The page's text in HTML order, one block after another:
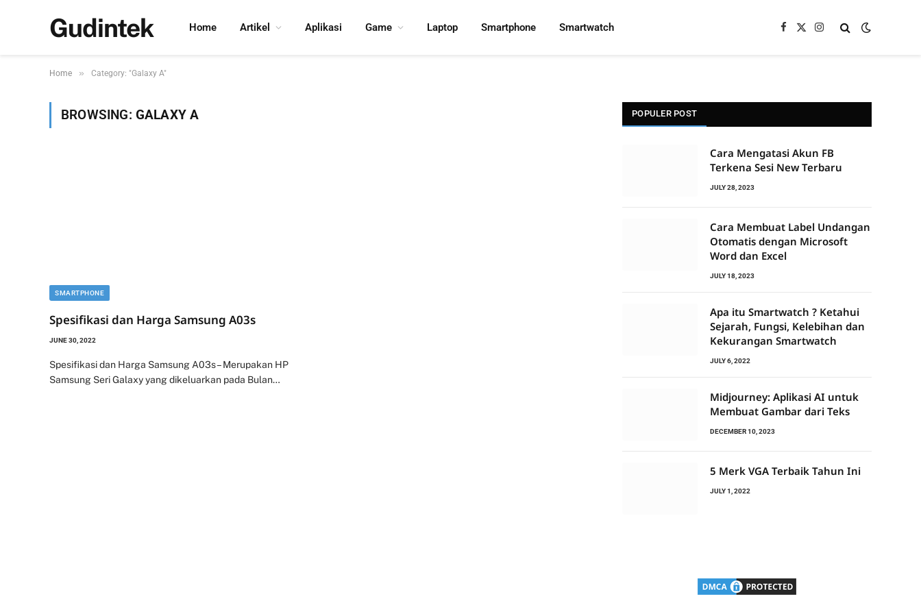
Gudintek Home Artikel Aplikasi Game Laptop Smartphone Smartwatch Facebook
X
Instagram
Home » Category: "Galaxy A"
BROWSING: GALAXY A
SMARTPHONE
Spesifikasi dan Harga Samsung A03s
JUNE 30, 2022
Spesifikasi dan Harga Samsung A03s – Merupakan HP
Samsung Seri Galaxy yang dikeluarkan pada Bulan…
POPULER POST
Cara Mengatasi Akun FB
Terkena Sesi New Terbaru
JULY 28, 2023
Cara Membuat Label Undangan
Otomatis dengan Microsoft
Word dan Excel
JULY 18, 2023
Apa itu Smartwatch ? Ketahui
Sejarah, Fungsi, Kelebihan dan
Kekurangan Smartwatch
JULY 6, 2022
Midjourney: Aplikasi AI untuk
Membuat Gambar dari Teks
DECEMBER 10, 2023
5 Merk VGA Terbaik Tahun Ini
JULY 1, 2022